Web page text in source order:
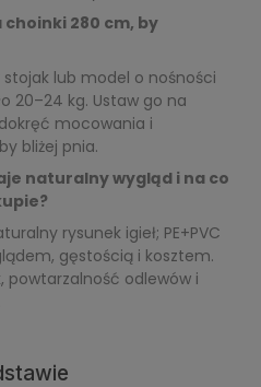
280 cm, by
lub model o nośności
20–24 kg. Ustaw go na
mocowania i
bliżej pnia.
naturalny wygląd i na co
rysunek igieł; PE+PVC
gęstością i kosztem.
powtarzalność odlewów i